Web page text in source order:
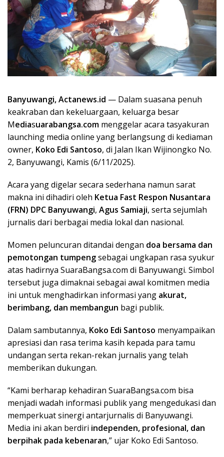
Banyuwangi, Actanews.id — Dalam suasana penuh
keakraban dan kekeluargaan, keluarga besar
Mediasuarabangsa.com menggelar acara tasyakuran
launching media online yang berlangsung di kediaman
owner, Koko Edi Santoso, di Jalan Ikan Wijinongko No.
2, Banyuwangi, Kamis (6/11/2025).
Acara yang digelar secara sederhana namun sarat
makna ini dihadiri oleh Ketua Fast Respon Nusantara
(FRN) DPC Banyuwangi, Agus Samiaji, serta sejumlah
jurnalis dari berbagai media lokal dan nasional.
Momen peluncuran ditandai dengan doa bersama dan
pemotongan tumpengsebagai ungkapan rasa syukur
atas hadirnya SuaraBangsa.com di Banyuwangi. Simbol
tersebut juga dimaknai sebagai awal komitmen media
ini untuk menghadirkan informasi yang akurat,
berimbang, dan membangun bagi publik.
Dalam sambutannya, Koko Edi Santoso menyampaikan
apresiasi dan rasa terima kasih kepada para tamu
undangan serta rekan-rekan jurnalis yang telah
memberikan dukungan.
“Kami berharap kehadiran SuaraBangsa.com bisa
menjadi wadah informasi publik yang mengedukasi dan
memperkuat sinergi antarjurnalis di Banyuwangi.
Media ini akan berdiri independen, profesional, dan
berpihak pada kebenaran,” ujar Koko Edi Santoso.